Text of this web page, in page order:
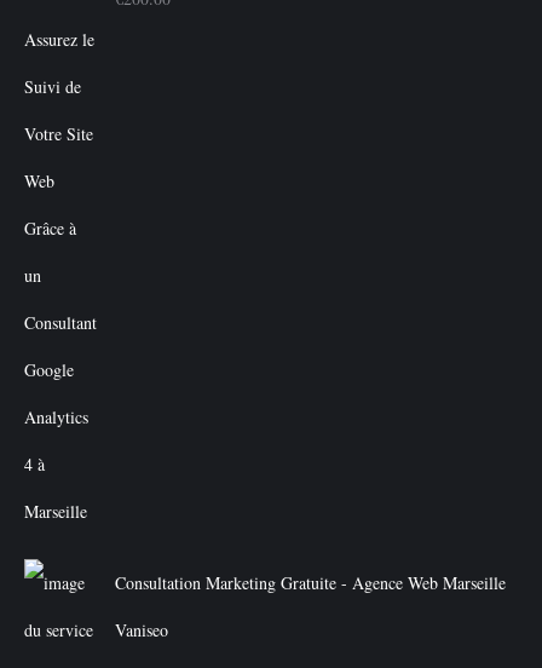
Consultation Marketing Gratuite - Agence Web Marseille
Vaniseo